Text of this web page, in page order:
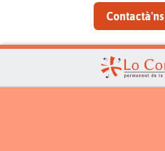
Contactà'ns